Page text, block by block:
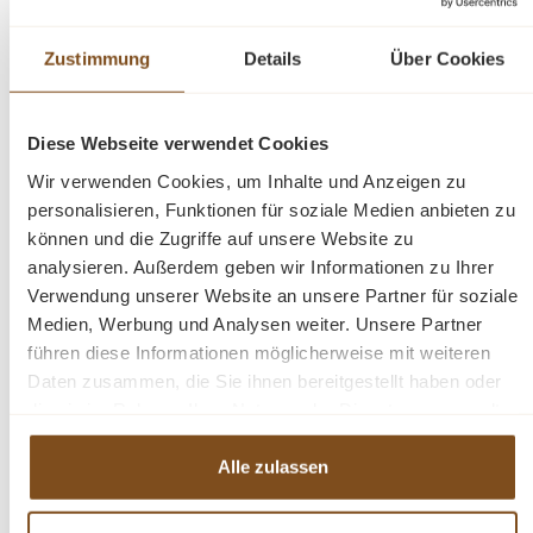
Zustimmung Details Über Cookies
Diese Webseite verwendet Cookies
Wir verwenden Cookies, um Inhalte und Anzeigen zu
personalisieren, Funktionen für soziale Medien anbieten zu
können und die Zugriffe auf unsere Website zu
analysieren. Außerdem geben wir Informationen zu Ihrer
Verwendung unserer Website an unsere Partner für soziale
Medien, Werbung und Analysen weiter. Unsere Partner
führen diese Informationen möglicherweise mit weiteren
Daten zusammen, die Sie ihnen bereitgestellt haben oder
haben.
Alle zulassen
Funktionalität und Ästhetik. Es bietet Stauraum hinter
Fächern. Das Design dieses Möbelstücks strahlt zeitlose
Eleganz aus und passt sich nahtlos in verschiedene
diejenigen, die sowohl praktische Lösungen als auch
raffinierten Stil suchen.
Die Abmessungen ca. Höhe 60 cm/ Breite 160 cm/
Tiefe 46 cm
Landhaus-Stil
lackiert
Eiche
Fragen zum Produkt?